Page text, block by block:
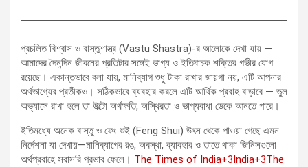
প্রচলিত বিশ্বাস ও বাস্তুশাস্ত্র (Vastu Shastra)-র আলোকে দেখা যায় —
আমাদের দৈনন্দিন জীবনের প্রতিটার সঙ্গেই ভাগ্য ও ইতিবাচক শক্তির গভীর যোগ
রয়েছে। একান্তভাবে বলা যায়, মানিব্যাগ শুধু টাকা রাখার জায়গা নয়, এটি আপনার
অর্থভাগ্যের প্রতীকও। সঠিকভাবে ব্যবহার করলে এটি আর্থিক প্রবাহ বাড়াবে — ভুল
অভ্যাসে রাখা হলে তা উল্টো অর্থক্ষতি, অস্থিরতা ও ভাগ্যবাধা ডেকে আনতে পারে।
ইতিমধ্যে অনেক বাস্তু ও ফেং শুই (Feng Shui) উৎস থেকে পাওয়া গেছে এমন
নির্দেশনা যা দেখায়—মানিব্যাগের রঙ, অবস্থা, ব্যাবহার ও তাতে থাকা জিনিসগুলো
অর্থপ্রবাহে সরাসরি প্রভাব ফেলে। The Times of India+3India+3The